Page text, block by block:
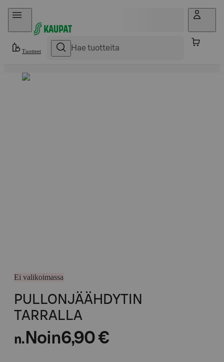
Hyppää sisältöön
Tuotteet
Ei valikoimassa
PULLONJÄÄHDYTIN
TARRALLA
n. Noin6,90 €